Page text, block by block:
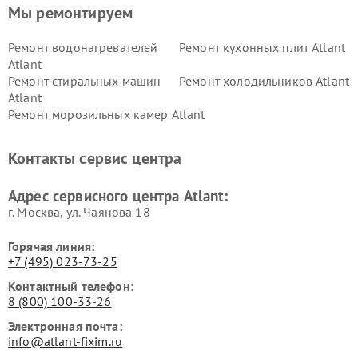
Мы ремонтируем
Ремонт водонагревателей
Atlant
Ремонт кухонных плит Atlant
Ремонт стиральных машин
Atlant
Ремонт холодильников Atlant
Ремонт морозильных камер Atlant
Контакты сервис центра
Адрес сервисного центра Atlant:
г. Москва, ул. Чаянова 18
Горячая линия:
+7 (495) 023-73-25
Контактный телефон:
8 (800) 100-33-26
Электронная почта:
info@atlant-fixim.ru